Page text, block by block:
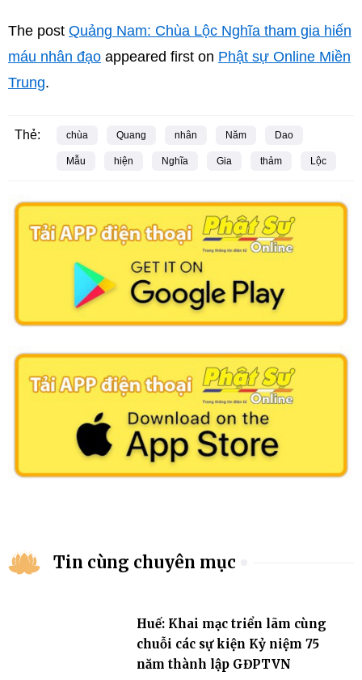
The post Quảng Nam: Chùa Lộc Nghĩa tham gia hiến
máu nhân đạo appeared first on Phật sự Online Miền
Trung.
Thẻ: chùa Quang nhân Năm Dao
Mẫu hiện Nghĩa Gia thảm Lộc
Tin cùng chuyên mục
Huế: Khai mạc triển lãm cùng
chuỗi các sự kiện Kỷ niệm 75
năm thành lập GĐPTVN